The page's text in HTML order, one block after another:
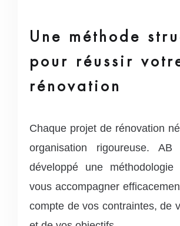
Une méthode
pour réussir
rénovation
Chaque projet de rénovation
organisation rigoureuse.
développé une
vous accompagner
compte de vos contraintes, de